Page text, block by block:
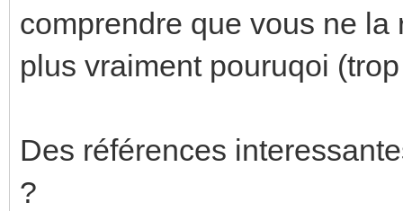
comprendre que vous ne
plus vraiment pouruqoi
Des références
?